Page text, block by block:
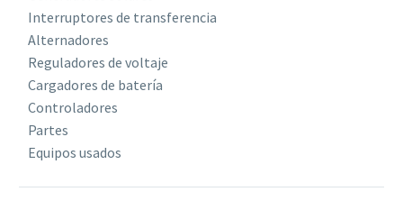
Interruptores de transferencia
Alternadores
Reguladores de voltaje
Cargadores de batería
Controladores
Partes
Equipos usados